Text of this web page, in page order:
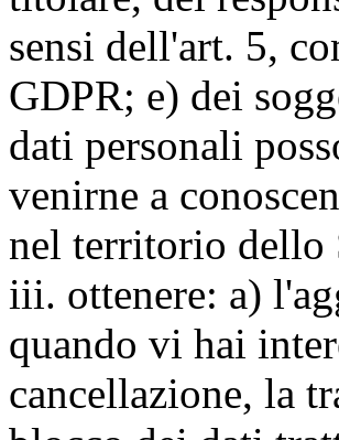
sensi dell'art. 5,
GDPR; e) dei
dati personali
venirne a
nel territorio dello
iii. ottenere: a)
quando vi hai
cancellazione, la